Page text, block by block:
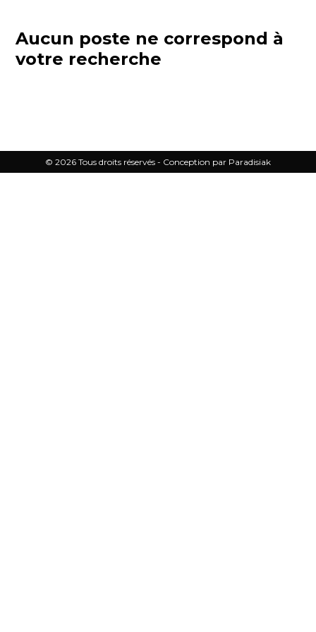
Aucun poste ne correspond à
votre recherche
© 2026 Tous droits réservés - Conception par Paradisiak